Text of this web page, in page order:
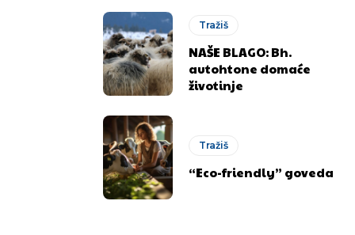
Tražiš
NAŠE BLAGO: Bh.
autohtone domaće
životinje
Tražiš
“Eco-friendly” goveda